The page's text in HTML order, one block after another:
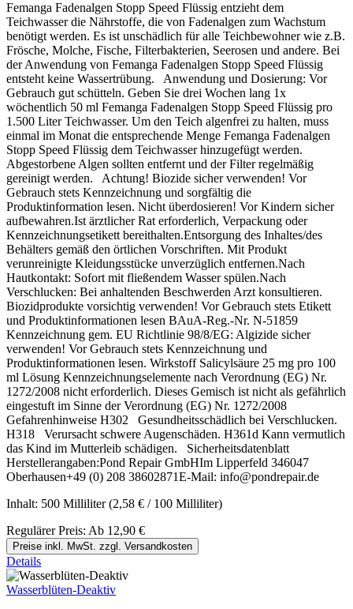
Femanga Fadenalgen Stopp Speed Flüssig entzieht dem
Teichwasser die Nährstoffe, die von Fadenalgen zum Wachstum
benötigt werden. Es ist unschädlich für alle Teichbewohner wie z.B.
Frösche, Molche, Fische, Filterbakterien, Seerosen und andere. Bei
der Anwendung von Femanga Fadenalgen Stopp Speed Flüssig
entsteht keine Wassertrübung. Anwendung und Dosierung: Vor
Gebrauch gut schütteln. Geben Sie drei Wochen lang 1x
wöchentlich 50 ml Femanga Fadenalgen Stopp Speed Flüssig pro
1.500 Liter Teichwasser. Um den Teich algenfrei zu halten, muss
einmal im Monat die entsprechende Menge Femanga Fadenalgen
Stopp Speed Flüssig dem Teichwasser hinzugefügt werden.
Abgestorbene Algen sollten entfernt und der Filter regelmäßig
gereinigt werden. Achtung! Biozide sicher verwenden! Vor
Gebrauch stets Kennzeichnung und sorgfältig die
Produktinformation lesen. Nicht überdosieren! Vor Kindern sicher
aufbewahren.Ist ärztlicher Rat erforderlich, Verpackung oder
Kennzeichnungsetikett bereithalten.Entsorgung des Inhaltes/des
Behälters gemäß den örtlichen Vorschriften. Mit Produkt
verunreinigte Kleidungsstücke unverzüglich entfernen.Nach
Hautkontakt: Sofort mit fließendem Wasser spülen.Nach
Verschlucken: Bei anhaltenden Beschwerden Arzt konsultieren.
Biozidprodukte vorsichtig verwenden! Vor Gebrauch stets Etikett
und Produktinformationen lesen BAuA-Reg.-Nr. N-51859
Kennzeichnung gem. EU Richtlinie 98/8/EG: Algizide sicher
verwenden! Vor Gebrauch stets Kennzeichnung und
Produktinformationen lesen. Wirkstoff Salicylsäure 25 mg pro 100
ml Lösung Kennzeichnungselemente nach Verordnung (EG) Nr.
1272/2008 nicht erforderlich. Dieses Gemisch ist nicht als gefährlich
eingestuft im Sinne der Verordnung (EG) Nr. 1272/2008
Gefahrenhinweise H302 Gesundheitsschädlich bei Verschlucken.
H318 Verursacht schwere Augenschäden. H361d Kann vermutlich
das Kind im Mutterleib schädigen. Sicherheitsdatenblatt
Herstellerangaben:Pond Repair GmbHIm Lipperfeld 346047
Oberhausen+49 (0) 208 38602871E-Mail: info@pondrepair.de
Inhalt: 500 Milliliter(2,58 € / 100 Milliliter)
Regulärer Preis: Ab 12,90 €
Preise inkl. MwSt. zzgl. Versandkosten
Details
Wasserblüten-Deaktiv